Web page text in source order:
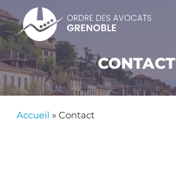
Skip
to
main
content
CONTACT
Accueil » Contact